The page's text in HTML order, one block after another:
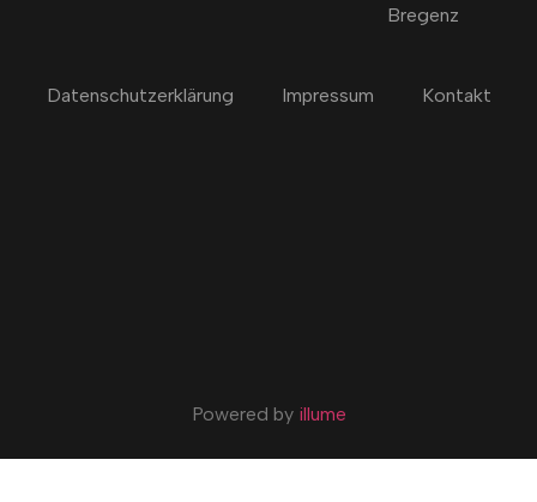
Bregenz
Datenschutzerklärung Impressum Kontakt
Powered by illume